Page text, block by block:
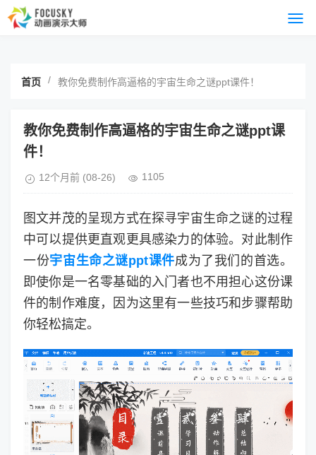
首页 / 教你免费制作高逼格的宇宙生命之谜ppt课件！
教你免费制作高逼格的宇宙生命之谜ppt课
件！
12个月前 (08-26) 1105
图文并茂的呈现方式在探寻宇宙生命之谜的过程
中可以提供更直观更具感染力的体验。对此制作
一份宇宙生命之谜ppt课件成为了我们的首选。
即使你是一名零基础的入门者也不用担心这份课
件的制作难度，因为这里有一些技巧和步骤帮助
你轻松搞定。